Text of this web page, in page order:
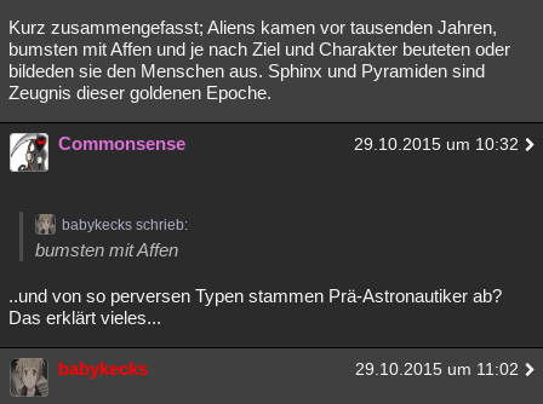
Kurz zusammengefasst; Aliens kamen vor tausenden Jahren,
bumsten mit Affen und je nach Ziel und Charakter beuteten oder
bildeden sie den Menschen aus. Sphinx und Pyramiden sind
Zeugnis dieser goldenen Epoche.
Commonsense 29.10.2015 um 10:32
babykecks schrieb:
bumsten mit Affen
..und von so perversen Typen stammen Prä-Astronautiker ab?
Das erklärt vieles...
babykecks 29.10.2015 um 11:02